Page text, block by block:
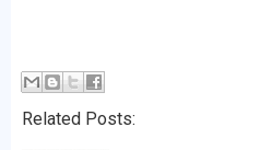
Related Posts: